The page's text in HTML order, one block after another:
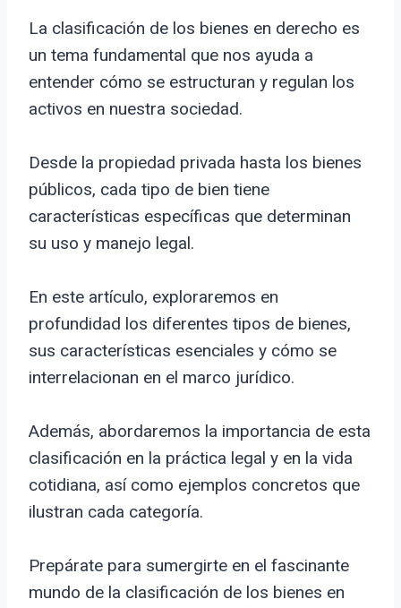
La clasificación de los bienes en derecho es
un tema fundamental que nos ayuda a
entender cómo se estructuran y regulan los
activos en nuestra sociedad.
Desde la propiedad privada hasta los bienes
públicos, cada tipo de bien tiene
características específicas que determinan
su uso y manejo legal.
En este artículo, exploraremos en
profundidad los diferentes tipos de bienes,
sus características esenciales y cómo se
interrelacionan en el marco jurídico.
Además, abordaremos la importancia de esta
clasificación en la práctica legal y en la vida
cotidiana, así como ejemplos concretos que
ilustran cada categoría.
Prepárate para sumergirte en el fascinante
mundo de la clasificación de los bienes en